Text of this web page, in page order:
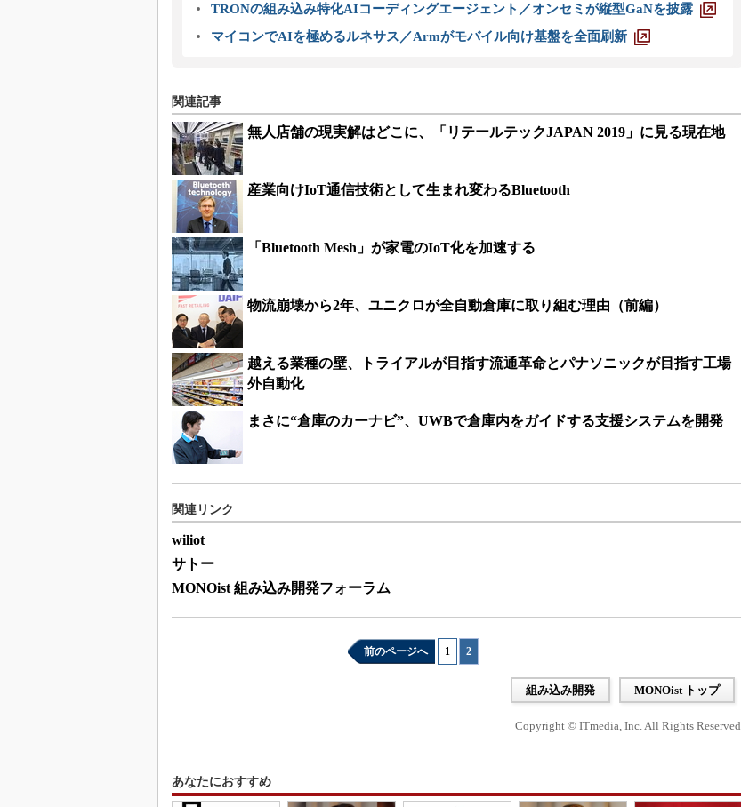
TRONの組み込み特化AIコーディングエージェント／オンセミが縦型GaNを披露
マイコンでAIを極めるルネサス／Armがモバイル向け基盤を全面刷新
関連記事
無人店舗の現実解はどこに、「リテールテックJAPAN 2019」に見る現在地
産業向けIoT通信技術として生まれ変わるBluetooth
「Bluetooth Mesh」が家電のIoT化を加速する
物流崩壊から2年、ユニクロが全自動倉庫に取り組む理由（前編）
越える業種の壁、トライアルが目指す流通革命とパナソニックが目指す工場
外自動化
まさに“倉庫のカーナビ”、UWBで倉庫内をガイドする支援システムを開発
関連リンク
wiliot
サトー
MONOist 組み込み開発フォーラム
前のページへ 1 2
組み込み開発 MONOist トップ
Copyright © ITmedia, Inc. All Rights Reserved.
あなたにおすすめ